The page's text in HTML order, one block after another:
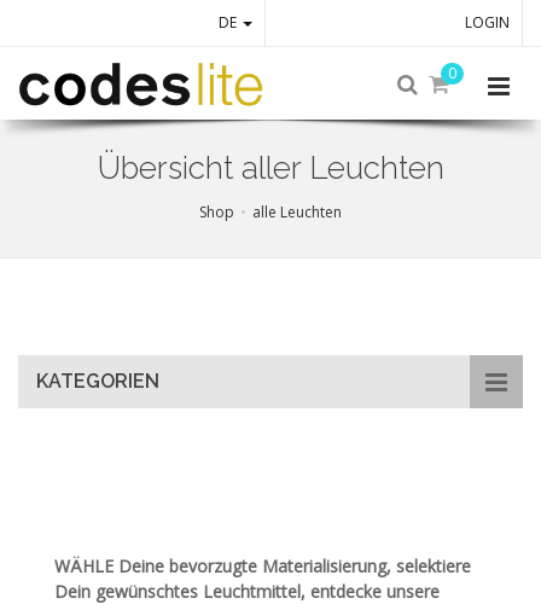
LOGIN
DE
0
Übersicht aller Leuchten
Shop alle Leuchten
KATEGORIEN
WÄHLE Deine bevorzugte Materialisierung, selektiere
Dein gewünschtes Leuchtmittel, entdecke unsere